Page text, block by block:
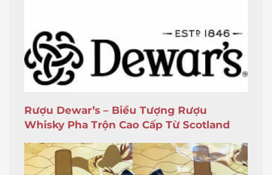
Rượu Dewar’s – Biểu Tượng Rượu
Whisky Pha Trộn Cao Cấp Từ Scotland